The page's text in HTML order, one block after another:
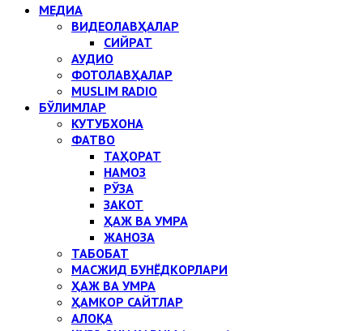
МЕДИА
ВИДЕОЛАВҲАЛАР
СИЙРАТ
АУДИО
ФОТОЛАВҲАЛАР
MUSLIM RADIO
БЎЛИМЛАР
КУТУБХОНА
ФАТВО
ТАҲОРАТ
НАМОЗ
РЎЗА
ЗАКОТ
ҲАЖ ВА УМРА
ЖАНОЗА
ТАБОБАТ
МАСЖИД БУНЁДКОРЛАРИ
ҲАЖ ВА УМРА
ҲАМКОР САЙТЛАР
АЛОҚА